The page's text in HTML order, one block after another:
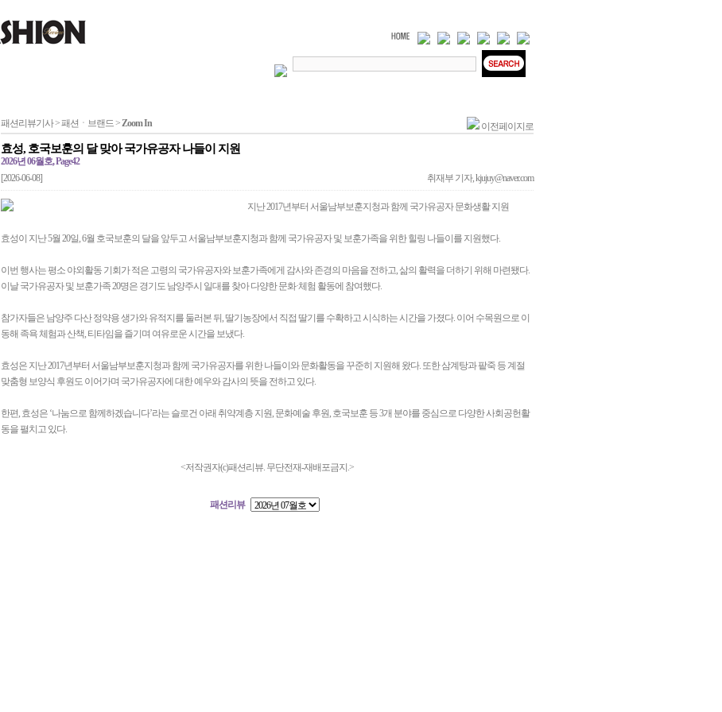
패션리뷰기사 > 패션ㆍ브랜드 >Zoom In 이전페이지로
효성, 호국보훈의 달 맞아 국가유공자 나들이 지원
2026년 06월호, Page42
[2026-06-08]
취재부 기자, kjujuy@naver.com
지난 2017년부터 서울남부보훈지청과 함께 국가유공자 문화생활 지원
효성이 지난 5월 20일, 6월 호국보훈의 달을 앞두고 서울남부보훈지청과 함께 국가유공자 및 보훈가족을 위한 힐링 나들이를 지원했다.
이번 행사는 평소 야외활동 기회가 적은 고령의 국가유공자와 보훈가족에게 감사와 존경의 마음을 전하고, 삶의 활력을 더하기 위해 마련됐다.
이날 국가유공자 및 보훈가족 20명은 경기도 남양주시 일대를 찾아 다양한 문화·체험 활동에 참여했다.
참가자들은 남양주 다산 정약용 생가와 유적지를 둘러본 뒤, 딸기농장에서 직접 딸기를 수확하고 시식하는 시간을 가졌다. 이어 수목원으로 이
동해 족욕 체험과 산책, 티타임을 즐기며 여유로운 시간을 보냈다.
효성은 지난 2017년부터 서울남부보훈지청과 함께 국가유공자를 위한 나들이와 문화활동을 꾸준히 지원해 왔다. 또한 삼계탕과 팥죽 등 계절
맞춤형 보양식 후원도 이어가며 국가유공자에 대한 예우와 감사의 뜻을 전하고 있다.
한편, 효성은 ‘나눔으로 함께하겠습니다’라는 슬로건 아래 취약계층 지원, 문화예술 후원, 호국보훈 등 3개 분야를 중심으로 다양한 사회공헌활
동을 펼치고 있다.
<저작권자(c)패션리뷰. 무단전재-재배포금지.>
패션리뷰